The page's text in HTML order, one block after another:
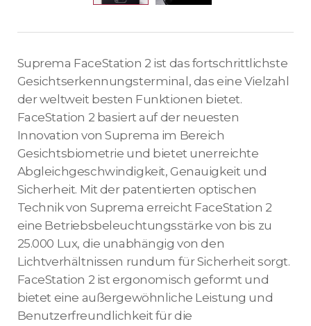
Suprema FaceStation 2 ist das fortschrittlichste
Gesichtserkennungsterminal, das eine Vielzahl
der weltweit besten Funktionen bietet.
FaceStation 2 basiert auf der neuesten
Innovation von Suprema im Bereich
Gesichtsbiometrie und bietet unerreichte
Abgleichgeschwindigkeit, Genauigkeit und
Sicherheit. Mit der patentierten optischen
Technik von Suprema erreicht FaceStation 2
eine Betriebsbeleuchtungsstärke von bis zu
25.000 Lux, die unabhängig von den
Lichtverhältnissen rundum für Sicherheit sorgt.
FaceStation 2 ist ergonomisch geformt und
bietet eine außergewöhnliche Leistung und
Benutzerfreundlichkeit für die